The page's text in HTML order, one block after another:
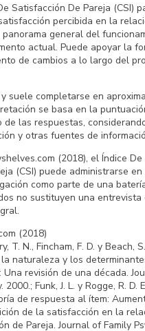
Satisfacción De Pareja (CSI)
percibida en la
general del
actual. Puede apoyar la
de cambios a lo largo del
suele completarse en
se basa en la
de las respuestas,
y otras fuentes de
(2018), el Índice De
(CSI) puede administrarse
como parte de una
no sustituyen una entrevista
(2018)
T. N., Fincham, F. D. y Beach,
naturaleza y los
revisión de una década.
Funk, J. L. y Rogge, R. D.
de respuesta al ítem:
de la satisfacción en la
de Pareja. Journal of Family